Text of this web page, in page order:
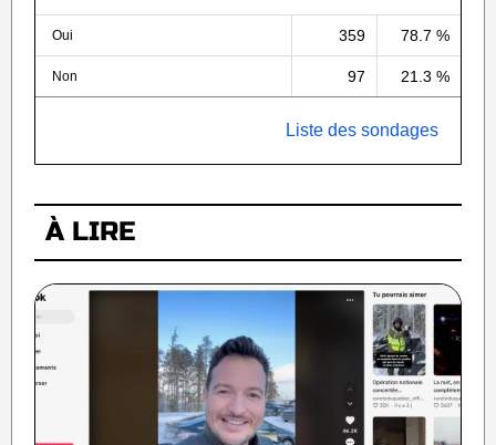
Oui 359 78.7 %
Non 97 21.3 %
Liste des sondages
À LIRE